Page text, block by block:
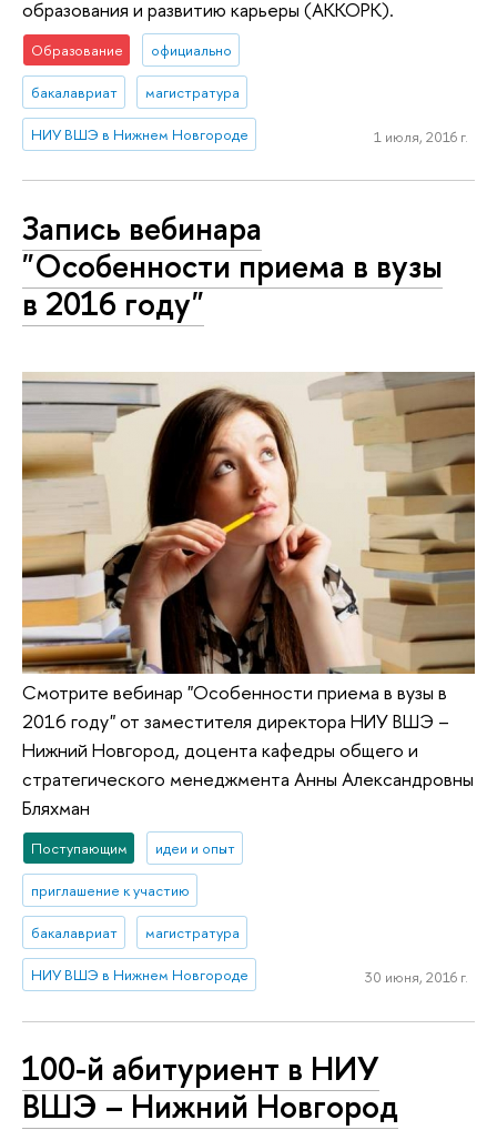
образования и развитию карьеры (АККОРК).
Образование официально
бакалавриат магистратура
НИУ ВШЭ в Нижнем Новгороде 1 июля, 2016 г.
Запись вебинара
"Особенности приема в вузы
в 2016 году"
Смотрите вебинар "Особенности приема в вузы в
2016 году" от заместителя директора НИУ ВШЭ –
Нижний Новгород, доцента кафедры общего и
стратегического менеджмента Анны Александровны
Бляхман
Поступающим идеи и опыт
приглашение к участию
бакалавриат магистратура
НИУ ВШЭ в Нижнем Новгороде 30 июня, 2016 г.
100-й абитуриент в НИУ
ВШЭ – Нижний Новгород